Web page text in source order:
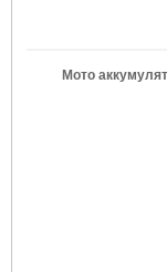
Мото